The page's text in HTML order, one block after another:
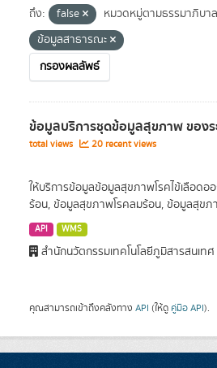
ถึง:
false
หมวดหมู่ตามธรรมาภิบา
ข้อมูลสาธารณะ
กรองผลลัพธ์
ข้อมูลบริการชุดข้อมูลสุขภาพ ของร
total views
20 recent views
ให้บริการข้อมูลข้อมูลสุขภาพโรคไข้เลือด
ร้อน, ข้อมูลสุขภาพโรคลมร้อน, ข้อมูลสุขภ
API WMS
สำนักนวัตกรรมเทคโนโลยีภูมิสารสนเทศ
คุณสามารถเข้าถึงคลังทาง API (ให้ดู คู่มือ API).